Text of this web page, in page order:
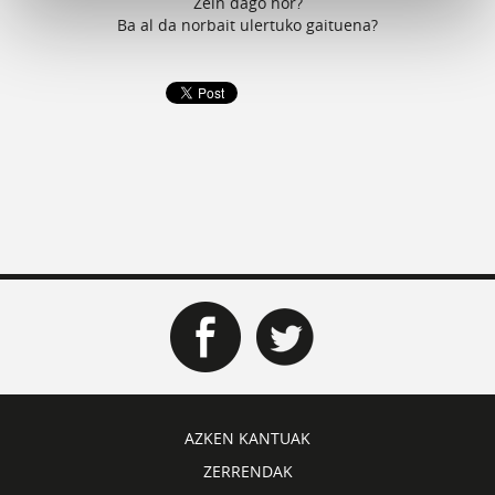
Ba al da norbait ulertuko gaituena?
AZKEN KANTUAK
ZERRENDAK